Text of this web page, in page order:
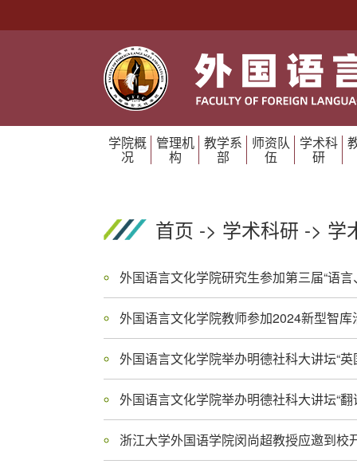
学院概
况
管理机
构
教学系
部
师资队
伍
学术科
研
首页 -> 学术科研 -> 学